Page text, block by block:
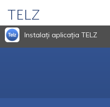
TELZ
Instalați aplicația TELZ